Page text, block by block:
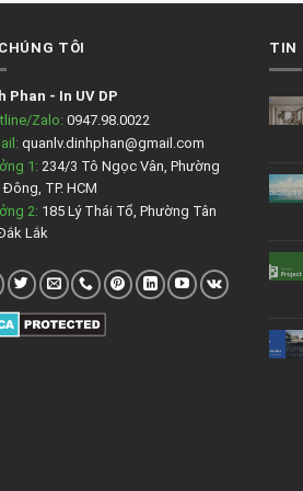
TÔI
Phan - In UV DP
Zalo: 0947.98.0022
quanlv.dinhphan@gmail.com
1: 234/3 Tô Ngọc Vân, Phường
Đông, TP. HCM
2: 185 Lý Thái Tổ, Phường Tân
Lắk
TIN